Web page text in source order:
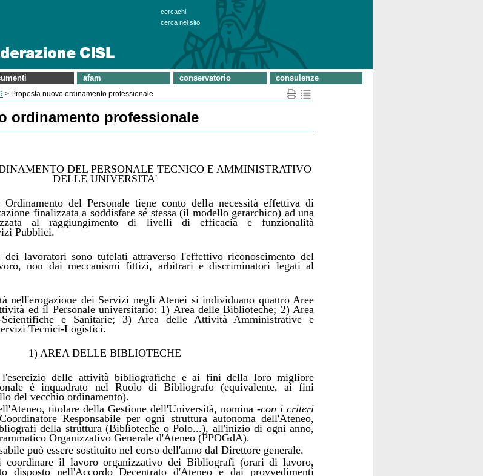
cercachi
cerca nel sito
afam conservatorio consulenze
> Proposta nuovo ordinamento professionale
ordinamento professionale
DEL PERSONALE TECNICO E AMMINISTRATIVO
DELLE UNIVERSITA'
del Personale tiene conto della necessità effettiva di
finalizzata a soddisfare sé stessa (il modello gerarchico) ad una
al raggiungimento di livelli di efficacia e funzionalità
Pubblici.
lavoratori sono tutelati attraverso l'effettivo riconoscimento del
non dai meccanismi fittizi, arbitrari e discriminatori legati al
nell'erogazione dei Servizi negli Atenei si individuano quattro Aree
ed il Personale universitario: 1) Area delle Biblioteche; 2) Area
e Sanitarie; 3) Area delle Attività Amministrative e
Tecnici-Logistici.
1) AREA DELLE BIBLIOTECHE
delle attività bibliografiche e ai fini della loro migliore
è inquadrato nel Ruolo di Bibliografo (equivalente, ai fini
del vecchio ordinamento).
titolare della Gestione dell'Università, nomina -con i criteri
Responsabile per ogni struttura autonoma dell'Ateneo,
della struttura (Biblioteche o Polo...), all'inizio di ogni anno,
Organizzativo Generale d'Ateneo (PPOGdA).
può essere sostituito nel corso dell'anno dal Direttore generale.
coordinare il lavoro organizzativo dei Bibliografi (orari di lavoro,
disposto nell'Accordo Decentrato d'Ateneo e dai provvedimenti